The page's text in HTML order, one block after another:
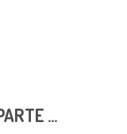
...